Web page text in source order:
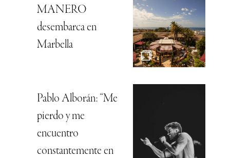
MANERO
desembarca en
Marbella
Pablo Alborán: “Me
pierdo y me
encuentro
constantemente en